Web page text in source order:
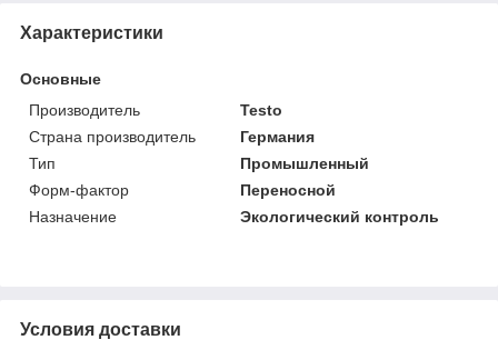
Характеристики
Основные
Производитель
Testo
Страна производитель
Германия
Тип
Промышленный
Форм-фактор
Переносной
Назначение
Экологический контроль
Условия доставки